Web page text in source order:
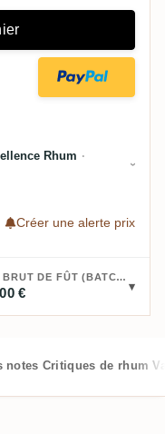
Rhum ·
Créer une alerte prix
ACHETER CARRERE MONTEBELLO LE BRUT DE FÛT (BATCH 2) 2016 :
€
notes Critiques de rhum